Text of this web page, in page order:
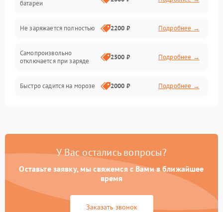
батареи
Не заряжается полностью 2200 ₽ Подробнее →
Самопроизвольно
отключается при заряде
2500 ₽ Подробнее →
Быстро садится на морозе 2000 ₽ Подробнее →
У Вас остались вопросы?
Оставьте заявку, мы свяжемся с Вами в ближайшее
время
Заказать звонок